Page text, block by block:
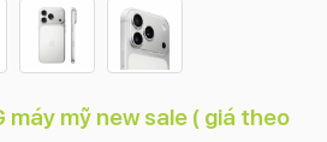
máy mỹ new sale ( giá theo